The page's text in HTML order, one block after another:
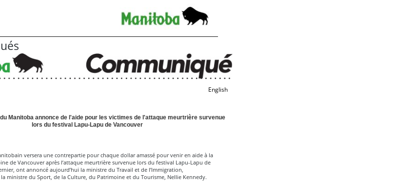
English
Manitoba annonce de l'aide pour les victimes de l'attaque meurtrière survenue
lors du festival Lapu-Lapu de Vancouver
versera une contrepartie pour chaque dollar amassé pour venir en aide à la
de Vancouver après l’attaque meurtrière survenue lors du festival Lapu-Lapu de
ont annoncé aujourd’hui la ministre du Travail et de l’Immigration,
ministre du Sport, de la Culture, du Patrimoine et du Tourisme, Nellie Kennedy.